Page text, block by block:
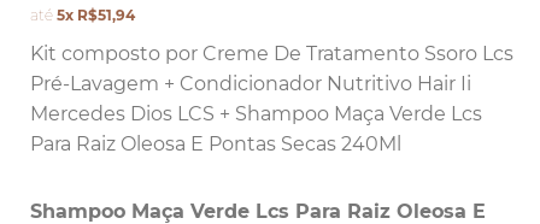
até 5x R$51,94
Kit composto por Creme De Tratamento Ssoro Lcs
Pré-Lavagem + Condicionador Nutritivo Hair Ii
Mercedes Dios LCS + Shampoo Maça Verde Lcs
Para Raiz Oleosa E Pontas Secas 240Ml
Shampoo Maça Verde Lcs Para Raiz Oleosa E